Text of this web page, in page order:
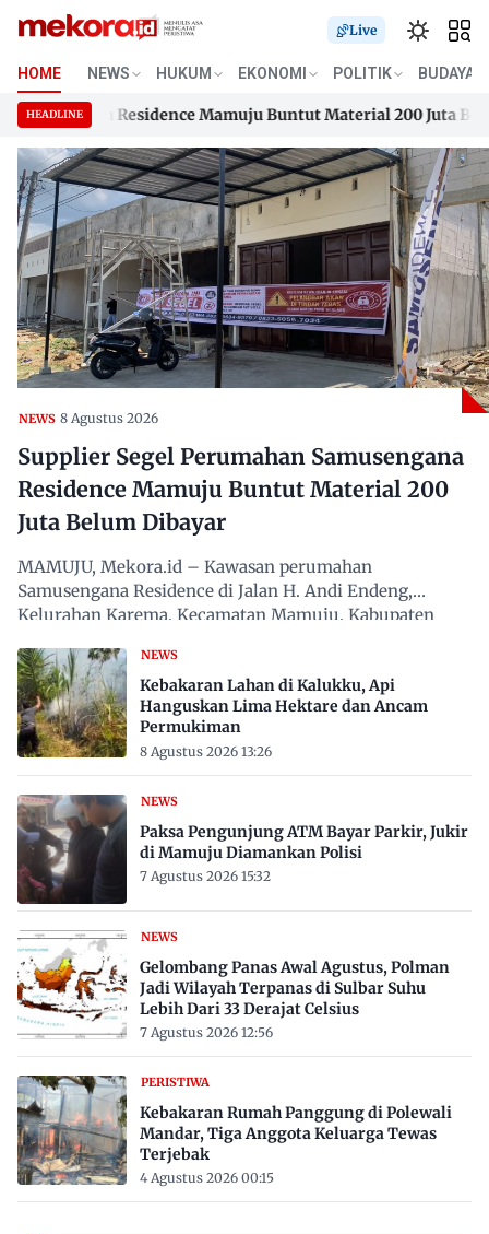
Skip
content
Live
HOME NEWS HUKUM EKONOMI POLITIK BUDAYA
HEADLINEResidence Mamuju Buntut Material 200 Juta Belum
Residence Mamuju Buntut Material 200 Juta Belum
NEWS 8 Agustus 2026
Supplier Segel Perumahan Samusengana
Residence Mamuju Buntut Material 200
Juta Belum Dibayar
MAMUJU, Mekora.id – Kawasan perumahan
Samusengana Residence di Jalan H. Andi Endeng,
Kelurahan Karema, Kecamatan Mamuju, Kabupaten
NEWS
Kebakaran Lahan di Kalukku, Api
Hanguskan Lima Hektare dan Ancam
Permukiman
8 Agustus 2026 13:26
NEWS
Paksa Pengunjung ATM Bayar Parkir, Jukir
di Mamuju Diamankan Polisi
7 Agustus 2026 15:32
NEWS
Gelombang Panas Awal Agustus, Polman
Jadi Wilayah Terpanas di Sulbar Suhu
Lebih Dari 33 Derajat Celsius
7 Agustus 2026 12:56
PERISTIWA
Kebakaran Rumah Panggung di Polewali
Mandar, Tiga Anggota Keluarga Tewas
Terjebak
4 Agustus 2026 00:15